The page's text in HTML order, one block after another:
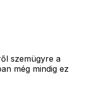
szemügyre a
még mindig ez